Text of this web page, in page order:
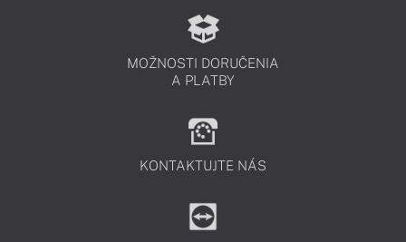
MOŽNOSTI DORUČENIA
A PLATBY
KONTAKTUJTE NÁS